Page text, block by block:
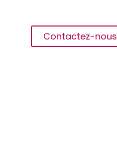
Contactez-nous